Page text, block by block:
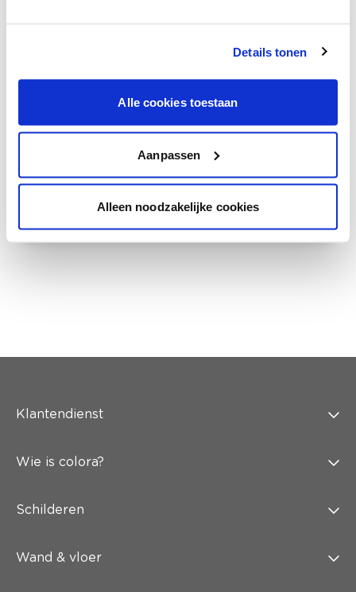
Details tonen
Alle cookies toestaan
Aanpassen
Alleen noodzakelijke cookies
Ga samen met de kleuradviseur door je
Krijg kleuradvies op basis van de lichtinval
en je meubels.
van je muren.
Klantendienst
Wie is colora?
Schilderen
Wand & vloer